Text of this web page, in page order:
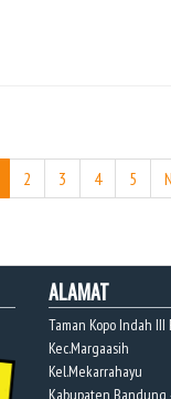
2 3 4 5
ALAMAT
Taman Kopo Indah III
Kec.Margaasih
Kel.Mekarrahayu
Kabupaten Bandung